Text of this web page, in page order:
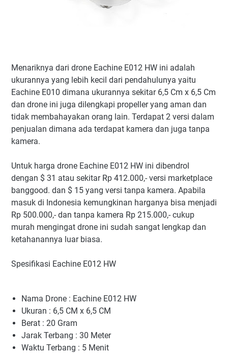
Menariknya dari drone Eachine E012 HW ini adalah
ukurannya yang lebih kecil dari pendahulunya yaitu
Eachine E010 dimana ukurannya sekitar 6,5 Cm x 6,5 Cm
dan drone ini juga dilengkapi propeller yang aman dan
tidak membahayakan orang lain. Terdapat 2 versi dalam
penjualan dimana ada terdapat kamera dan juga tanpa
kamera.
Untuk harga drone Eachine E012 HW ini dibendrol
dengan $ 31 atau sekitar Rp 412.000,- versi marketplace
banggood. dan $ 15 yang versi tanpa kamera. Apabila
masuk di Indonesia kemungkinan harganya bisa menjadi
Rp 500.000,- dan tanpa kamera Rp 215.000,- cukup
murah mengingat drone ini sudah sangat lengkap dan
ketahanannya luar biasa.
Spesifikasi Eachine E012 HW
Nama Drone : Eachine E012 HW
Ukuran : 6,5 CM x 6,5 CM
Berat : 20 Gram
Jarak Terbang : 30 Meter
Waktu Terbang : 5 Menit